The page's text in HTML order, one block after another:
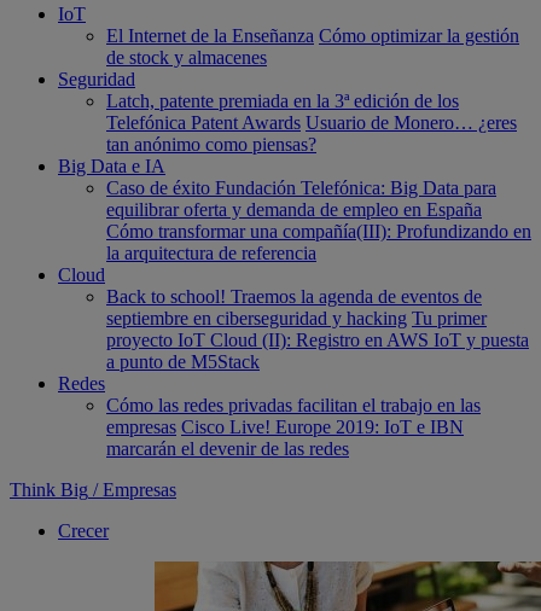
IoT
El Internet de la Enseñanza Cómo optimizar la gestión
de stock y almacenes
Seguridad
Latch, patente premiada en la 3ª edición de los
Telefónica Patent Awards Usuario de Monero… ¿eres
tan anónimo como piensas?
Big Data e IA
Caso de éxito Fundación Telefónica: Big Data para
equilibrar oferta y demanda de empleo en España
Cómo transformar una compañía(III): Profundizando en
la arquitectura de referencia
Cloud
Back to school! Traemos la agenda de eventos de
septiembre en ciberseguridad y hacking Tu primer
proyecto IoT Cloud (II): Registro en AWS IoT y puesta
a punto de M5Stack
Redes
Cómo las redes privadas facilitan el trabajo en las
empresas Cisco Live! Europe 2019: IoT e IBN
marcarán el devenir de las redes
Think Big / Empresas
Crecer